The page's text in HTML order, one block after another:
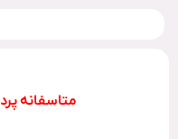
متاسفانه